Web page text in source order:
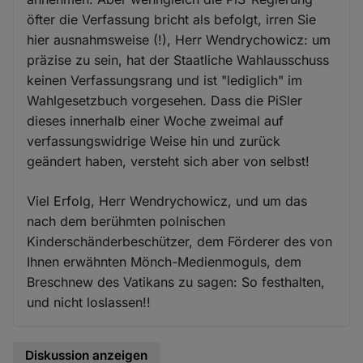
öfter die Verfassung bricht als befolgt, irren Sie
hier ausnahmsweise (!), Herr Wendrychowicz: um
präzise zu sein, hat der Staatliche Wahlausschuss
keinen Verfassungsrang und ist "lediglich" im
Wahlgesetzbuch vorgesehen. Dass die PiSler
dieses innerhalb einer Woche zweimal auf
verfassungswidrige Weise hin und zurück
geändert haben, versteht sich aber von selbst!
Viel Erfolg, Herr Wendrychowicz, und um das
nach dem berühmten polnischen
Kinderschänderbeschützer, dem Förderer des von
Ihnen erwähnten Mönch-Medienmoguls, dem
Breschnew des Vatikans zu sagen: So festhalten,
und nicht loslassen!!
Diskussion anzeigen